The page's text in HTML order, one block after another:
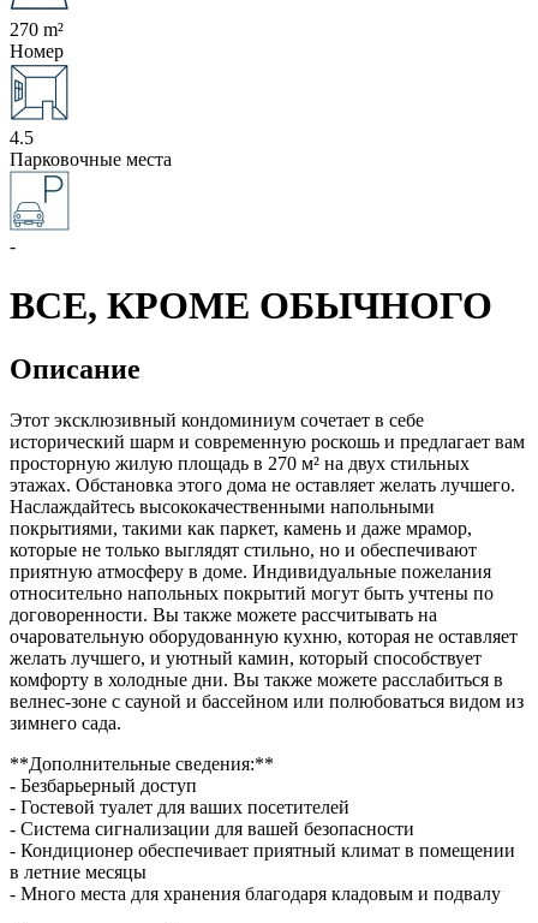
270 m²
Номер
4.5
Парковочные места
-
ВСЕ, КРОМЕ ОБЫЧНОГО
Описание
Этот эксклюзивный кондоминиум сочетает в себе
исторический шарм и современную роскошь и предлагает вам
просторную жилую площадь в 270 м² на двух стильных
этажах. Обстановка этого дома не оставляет желать лучшего.
Наслаждайтесь высококачественными напольными
покрытиями, такими как паркет, камень и даже мрамор,
которые не только выглядят стильно, но и обеспечивают
приятную атмосферу в доме. Индивидуальные пожелания
относительно напольных покрытий могут быть учтены по
договоренности. Вы также можете рассчитывать на
очаровательную оборудованную кухню, которая не оставляет
желать лучшего, и уютный камин, который способствует
комфорту в холодные дни. Вы также можете расслабиться в
велнес-зоне с сауной и бассейном или полюбоваться видом из
зимнего сада.
**Дополнительные сведения:**
- Безбарьерный доступ
- Гостевой туалет для ваших посетителей
- Система сигнализации для вашей безопасности
- Кондиционер обеспечивает приятный климат в помещении
в летние месяцы
- Много места для хранения благодаря кладовым и подвалу